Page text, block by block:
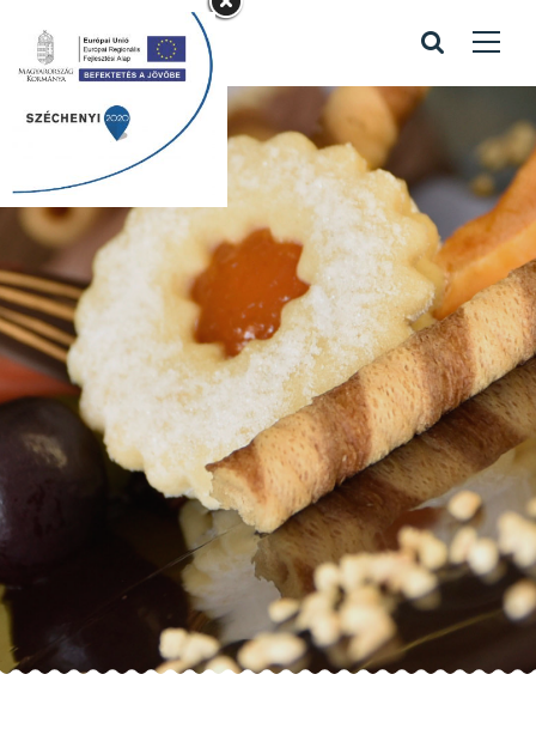
Karácsonyi bejgli,
sütemény és
tortarendelés
Home / Karácsonyi bejgli, sütemény és
tortarendelés